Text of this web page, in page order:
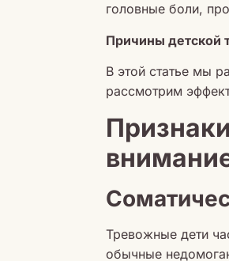
головные боли,
Причины детской
В этой статье мы
рассмотрим
Тревожные дети
обычные